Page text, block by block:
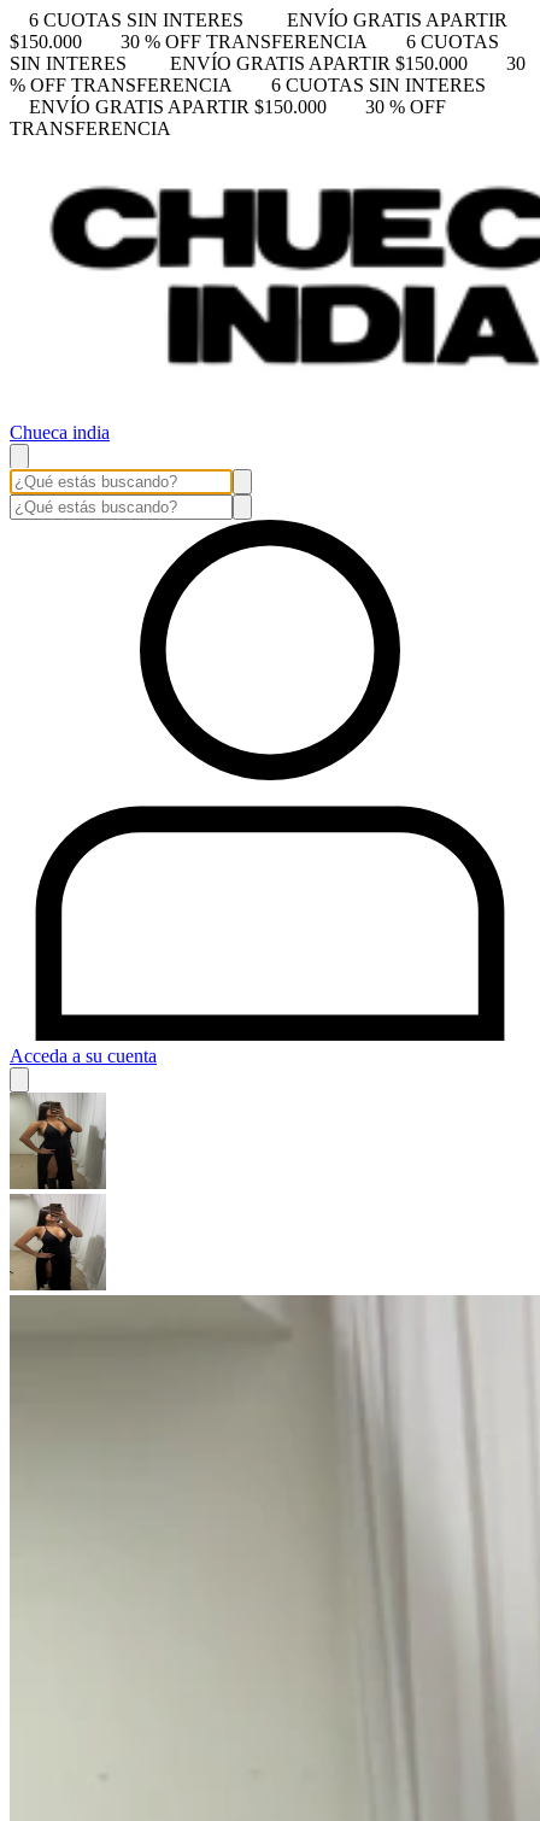
6 CUOTAS SIN INTERES
ENVÍO GRATIS APARTIR
$150.000
30 % OFF TRANSFERENCIA
6 CUOTAS
SIN INTERES
ENVÍO GRATIS APARTIR $150.000
30
% OFF TRANSFERENCIA
6 CUOTAS SIN INTERES
ENVÍO GRATIS APARTIR $150.000
30 % OFF
TRANSFERENCIA
Chueca india
Acceda a su cuenta